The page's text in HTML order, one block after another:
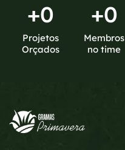
+0
Projetos
Orçados
+0
Membros
no time